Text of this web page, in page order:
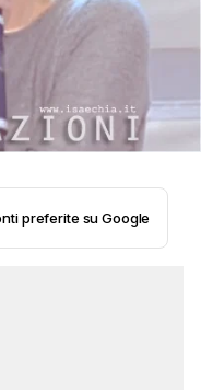
preferite su Google